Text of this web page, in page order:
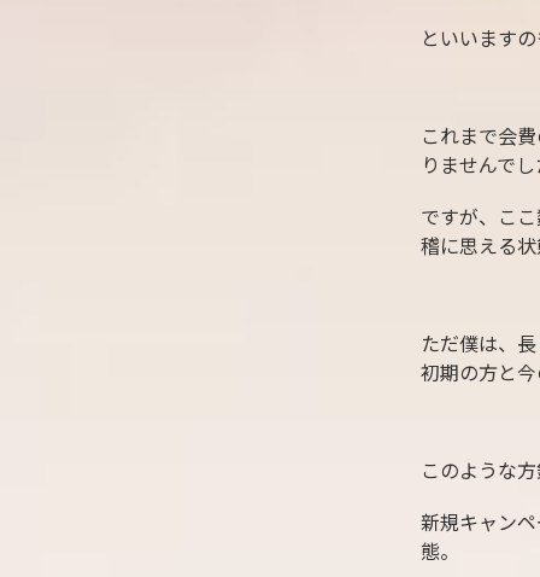
といいます
これまで会
りませんで
ですが、こ
稽に思える
ただ僕は、
初期の方と
このような
新規キャン
態。